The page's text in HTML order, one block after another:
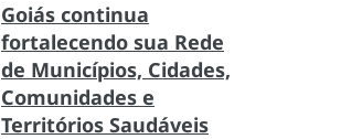
Goiás continua
fortalecendo sua Rede
de Municípios, Cidades,
Comunidades e
Territórios Saudáveis